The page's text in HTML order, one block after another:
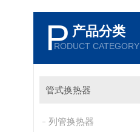
P 产品分类
RODUCT CATEGORY
管式换热器
列管换热器